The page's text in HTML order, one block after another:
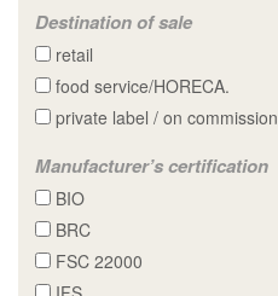
Destination of sale
retail
food service/HORECA.
private label / on commission
Manufacturer’s certification
BIO
BRC
FSC 22000